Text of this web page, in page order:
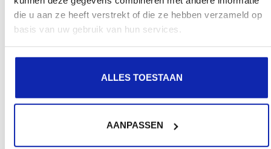
die u aan ze heeft verstrekt of die ze hebben verzameld op
basis van uw gebruik van hun services.
ALLES TOESTAAN
AANPASSEN